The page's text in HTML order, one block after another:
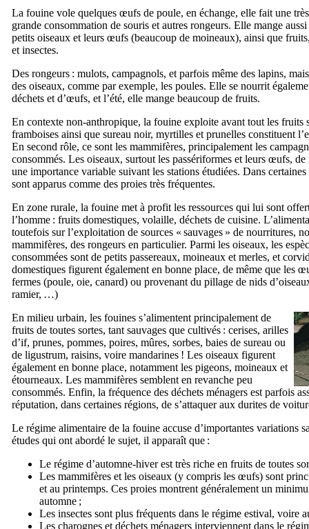
La fouine vole quelques œufs de poule, en échange, elle fait une très
grande consommation de souris et autres rongeurs. Elle mange aussi
petits oiseaux et leurs œufs (beaucoup de moineaux), ainsi que
et insectes.
Des rongeurs : mulots, campagnols, et parfois même des lapins,
des oiseaux, comme par exemple, les poules. Elle se nourrit
déchets et d’œufs, et l’été, elle mange beaucoup de fruits.
En contexte non-anthropique, la fouine exploite avant tout les fruits
framboises ainsi que sureau noir, myrtilles et prunelles constituent
En second rôle, ce sont les mammifères, principalement les
consommés. Les oiseaux, surtout les passériformes et leurs œufs, de
une importance variable suivant les stations étudiées. Dans
sont apparus comme des proies très fréquentes.
En zone rurale, la fouine met à profit les ressources qui lui sont
l’homme : fruits domestiques, volaille, déchets de cuisine.
toutefois sur l’exploitation de sources « sauvages » de nourritures,
mammifères, des rongeurs en particulier. Parmi les oiseaux, les
consommées sont de petits passereaux, moineaux et merles, et
domestiques figurent également en bonne place, de même que les
fermes (poule, oie, canard) ou provenant du pillage de nids
ramier, …)
En milieu urbain, les fouines s’alimentent principalement de
fruits de toutes sortes, tant sauvages que cultivés : cerises, arilles
d’if, prunes, pommes, poires, mûres, sorbes, baies de sureau ou
de ligustrum, raisins, voire mandarines ! Les oiseaux figurent
également en bonne place, notamment les pigeons, moineaux et
étourneaux. Les mammifères semblent en revanche peu
consommés. Enfin, la fréquence des déchets ménagers est parfois
réputation, dans certaines régions, de s’attaquer aux durites de
Le régime alimentaire de la fouine accuse d’importantes variations
études qui ont abordé le sujet, il apparaît que :
Le régime d’automne-hiver est très riche en fruits de toutes
Les mammifères et les oiseaux (y compris les œufs) sont
et au printemps. Ces proies montrent généralement un
automne ;
Les insectes sont plus fréquents dans le régime estival, voire
Les charognes et déchets ménagers interviennent dans le